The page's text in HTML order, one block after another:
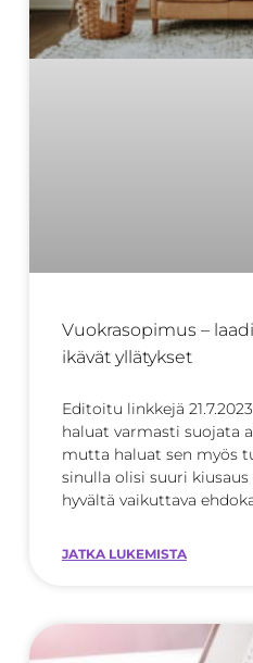
Vuokrasopimus –
ikävät yllätykset
Editoitu linkkejä
haluat varmasti suojata
mutta haluat sen myös
sinulla olisi suuri
hyvältä vaikuttava
JATKA LUKEMISTA